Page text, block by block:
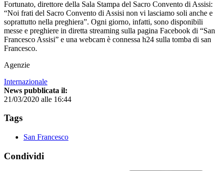
Fortunato, direttore della Sala Stampa del Sacro Convento di Assisi:
“Noi frati del Sacro Convento di Assisi non vi lasciamo soli anche e
soprattutto nella preghiera”. Ogni giorno, infatti, sono disponibili
messe e preghiere in diretta streaming sulla pagina Facebook di “San
Francesco Assisi” e una webcam è connessa h24 sulla tomba di san
Francesco.
Agenzie
Internazionale
News pubblicata il:
21/03/2020 alle 16:44
Tags
San Francesco
Condividi